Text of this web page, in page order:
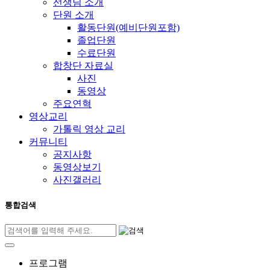
단원 소개
활동단원(예비단원포함)
졸업단원
수료단원
합창단 자료실
사진
동영상
주요연혁
영상교리
가톨릭 영상 교리
커뮤니티
공지사항
동영상보기
사진갤러리
통합검색
프로그램